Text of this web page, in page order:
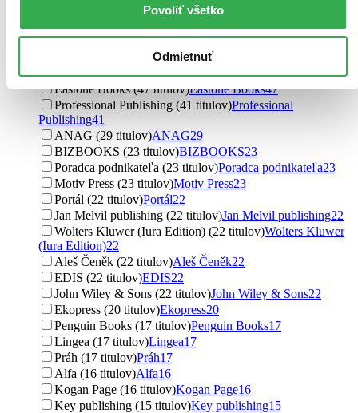
Povoliť všetko
Odmietnuť
Wolters Kluwer ČR (111 titulov)Wolters Kluwer ČR
Wolters Kluwer (85 titulov)Wolters Kluwer85
C. H. Beck (51 titulov)C. H. Beck
Pragma (47 titulov)Pragma47
Eastone Books (47 titulov)Eastone Books47
Professional Publishing (41 titulov)Professional
Publishing41
ANAG (29 titulov)ANAG29
BIZBOOKS (23 titulov)BIZBOOKS23
Poradca podnikateľa (23 titulov)Poradca podnikateľa23
Motiv Press (23 titulov)Motiv Press23
Portál (22 titulov)Portál22
Jan Melvil publishing (22 titulov)Jan Melvil publishing22
Wolters Kluwer (Iura Edition) (22 titulov)Wolters Kluwer
(Iura Edition)22
Aleš Čeněk (22 titulov)Aleš Čeněk22
EDIS (22 titulov)EDIS22
John Wiley & Sons (22 titulov)John Wiley & Sons22
Ekopress (20 titulov)Ekopress20
Penguin Books (17 titulov)Penguin Books17
Lingea (17 titulov)Lingea17
Práh (17 titulov)Práh17
Alfa (16 titulov)Alfa16
Kogan Page (16 titulov)Kogan Page16
Key publishing (15 titulov)Key publishing15